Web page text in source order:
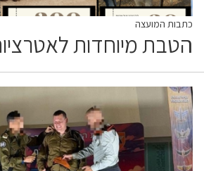
כתבות המועצה
הטבת מיוחדות